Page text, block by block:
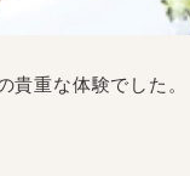
重な体験でした。